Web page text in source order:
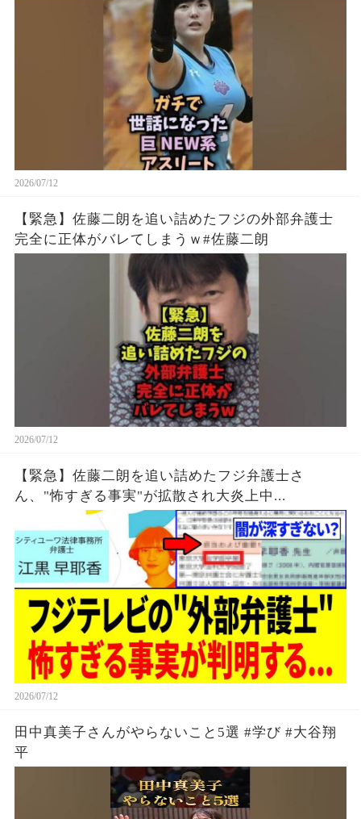
2026/07/12
【緊急】佐藤二朗を追い詰めたフジの外部弁護士
完全に正体がバレてしまうｗ#佐藤二朗
2026/07/12
【緊急】佐藤二朗を追い詰めたフジ弁護士さ
ん、"怖すぎる事実"が拡散され大炎上中...
2026/07/12
田中真美子さんがやらないこと5選 #学び #大谷翔
平